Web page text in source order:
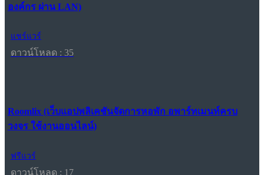
องค์กร ผ่าน LAN)
แชร์แวร์
ดาวน์โหลด : 35
Roomlix (เว็บแอปพลิเคชันจัดการหอพัก อพาร์ทเมนท์ครบ
วงจร ใช้งานออนไลน์)
ฟรีแวร์
ดาวน์โหลด : 17